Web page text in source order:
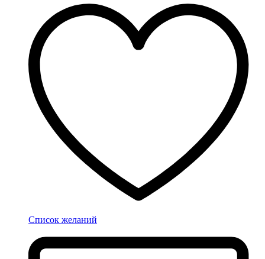
Список желаний